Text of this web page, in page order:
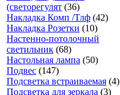
(светорегулят (36)
Накладка Комп /Тлф (42)
Накладка Розетки (10)
Настенно-потолочный
светильник (68)
Настольная лампа (50)
Подвес (147)
Подсветка встраиваемая (4)
Подсветка для зеркала (3)